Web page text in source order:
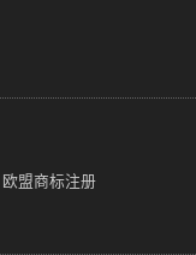
欧盟商标注册